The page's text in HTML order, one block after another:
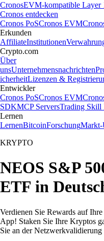
CronosEVM-kompatible Layer
Cronos entdecken
Cronos PoSCronos EVM
Erkunden
AffiliateInstitutionen
Crypto.com
Über
unsUnternehmensnachrichten
icherheitLizenzen &
Entwickler
Cronos PoSCronos EVM
SDKMCP ServersTrading Skill
Lernen
LernenBitcoinForschungMarkt-
KRYPTO
NEOS S&P
ETF in
Verdienen Sie Rewards auf
App! Staken Sie Ihre Kryptos
Sie an der Netzwerkvalidierung